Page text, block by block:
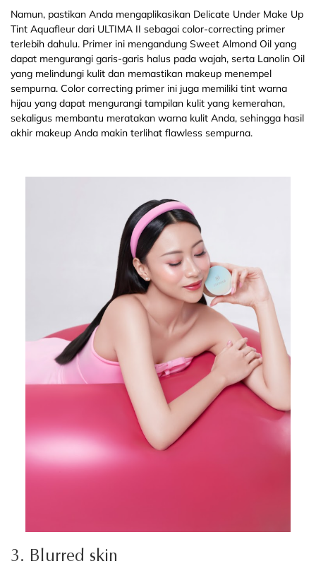
Namun, pastikan Anda mengaplikasikan Delicate Under Make Up
Tint Aquafleur dari ULTIMA II sebagai color-correcting primer
terlebih dahulu. Primer ini mengandung Sweet Almond Oil yang
dapat mengurangi garis-garis halus pada wajah, serta Lanolin Oil
yang melindungi kulit dan memastikan makeup menempel
sempurna. Color correcting primer ini juga memiliki tint warna
hijau yang dapat mengurangi tampilan kulit yang kemerahan,
sekaligus membantu meratakan warna kulit Anda, sehingga hasil
akhir makeup Anda makin terlihat flawless sempurna.
3. Blurred skin